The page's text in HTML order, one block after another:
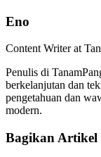
Eno
Content Writer at
Penulis di
berkelanjutan dan
pengetahuan dan
modern.
Bagikan Artikel